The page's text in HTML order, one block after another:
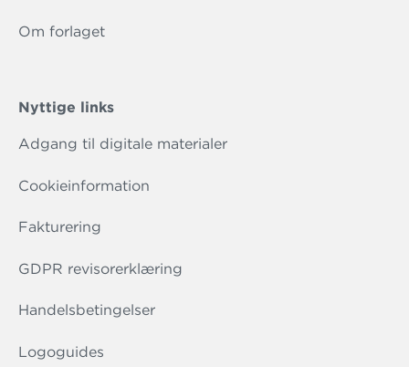
Om forlaget
Nyttige links
Adgang til digitale materialer
Cookieinformation
Fakturering
GDPR revisorerklæring
Handelsbetingelser
Logoguides